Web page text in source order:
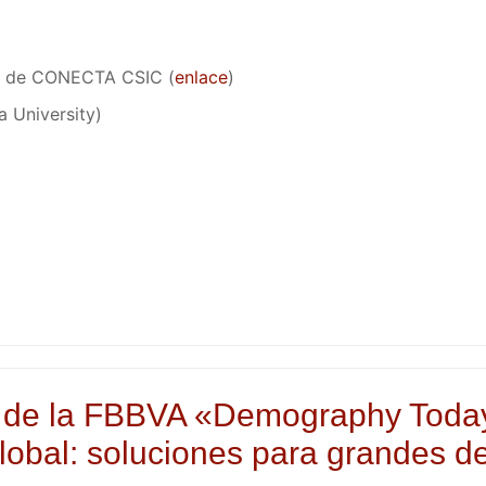
CONECTA CSIC (enlace)
University)
la FBBVA «Demography
soluciones para grandes